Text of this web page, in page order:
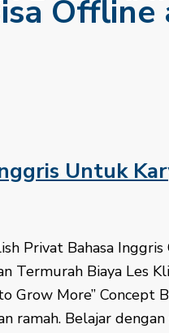
Untuk
Privat Bahasa
Termurah Biaya Les
Grow More” Concept
ramah. Belajar